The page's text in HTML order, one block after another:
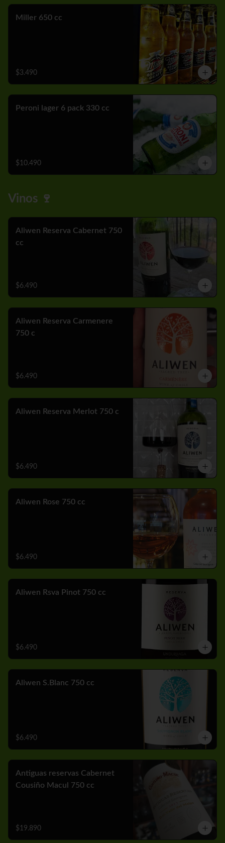
Miller 650 cc
$3.490
Peroni lager 6 pack 330 cc
$10.490
Vinos 🍷
Aliwen Reserva Cabernet 750
cc
$6.490
Aliwen Reserva Carmenere
750 c
$6.490
Aliwen Reserva Merlot 750 c
$6.490
Aliwen Rose 750 cc
$6.490
Aliwen Rsva Pinot 750 cc
$6.490
Aliwen S.Blanc 750 cc
$6.490
Antiguas reservas Cabernet
Cousiño Macul 750 cc
$19.890